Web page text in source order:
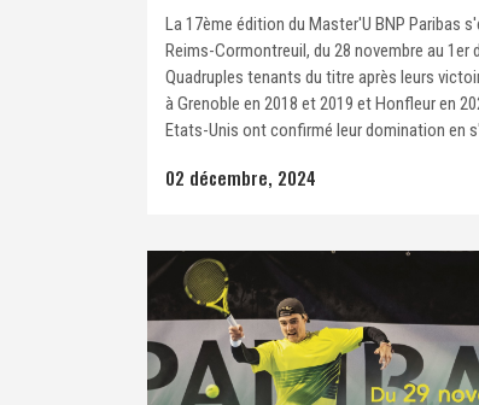
La 17ème édition du Master'U BNP Paribas
Reims-Cormontreuil, du 28 novembre au 1er
Quadruples tenants du titre après leurs
à Grenoble en 2018 et 2019 et Honfleur en
Etats-Unis ont confirmé leur domination en
02 décembre, 2024